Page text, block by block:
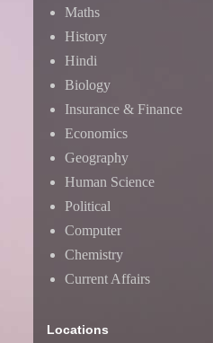
Maths
History
Hindi
Biology
Insurance & Finance
Economics
Geography
Human Science
Political
Computer
Chemistry
Current Affairs
Locations